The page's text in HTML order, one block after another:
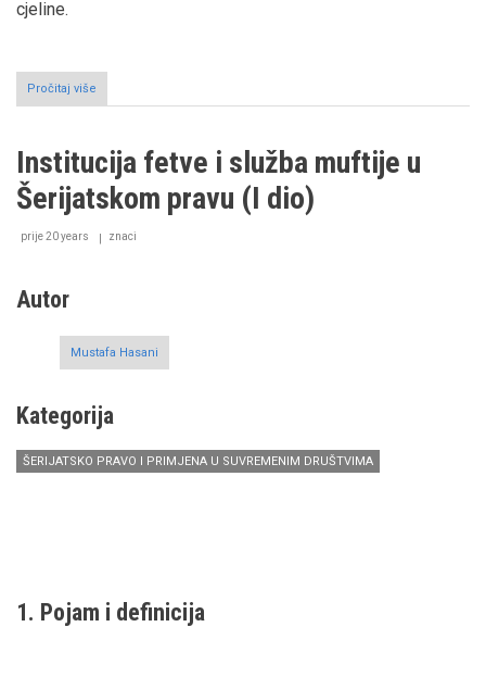
cjeline.
Pročitaj više
Institucija
služba
muftije
u
pravu
Institucija fetve i služba muftije u
Šerijatskom pravu (I dio)
prije 20 years znaci
Autor
Mustafa Hasani
Kategorija
ŠERIJATSKO PRAVO I PRIMJENA U SUVREMENIM DRUŠTVIMA
1. Pojam i definicija